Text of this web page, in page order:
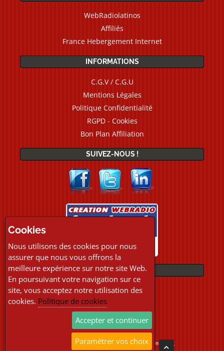
WebRadiolatinos
Affiliés
France Hebergement Internet
INFORMATIONS
C.G.V / C.G.U
Mentions Légales
Politique Confidentialité
RGPD - Cookies
Bon Plan Affiliation
SUIVEZ-NOUS !
PAIEMENTS
Copyright © 2026 Location Webradio Streaming
Cookies
Nous utilisons des cookies pour nous
assurer que nous vous offrons la
meilleure expérience sur notre site Web.
En poursuivant votre navigation sur ce
site, vous acceptez notre utilisation des
cookies. Politique de cookies
Accepter et continuer
Paramétrer vos choix